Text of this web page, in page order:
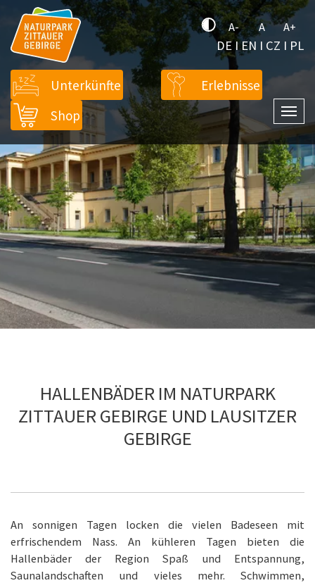
A- A A+
DE IEN I CZ I PL
Unterkünfte
Erlebnisse
Shop
HALLENBÄDER IM NATURPARK
ZITTAUER GEBIRGE UND LAUSITZER
GEBIRGE
An sonnigen Tagen locken die vielen Badeseen mit
erfrischendem Nass. An kühleren Tagen bieten die
Hallenbäder der Region Spaß und Entspannung,
Saunalandschaften und vieles mehr. Schwimmen,